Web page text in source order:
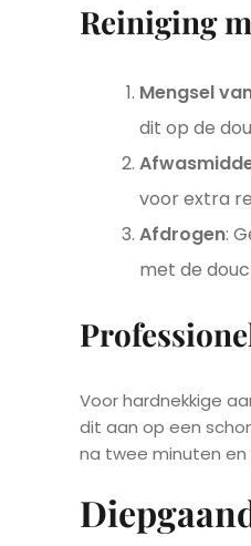
Reiniging
Mengsel
dit op de
voor extra
Afdrogen:
met de
Voor hardnekkige
dit aan op een
na twee minuten